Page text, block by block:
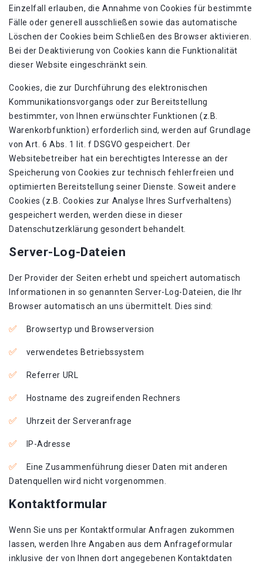
Einzelfall erlauben, die Annahme von Cookies für bestimmte
Fälle oder generell ausschließen sowie das automatische
Löschen der Cookies beim Schließen des Browser aktivieren.
Bei der Deaktivierung von Cookies kann die Funktionalität
dieser Website eingeschränkt sein.
Cookies, die zur Durchführung des elektronischen
Kommunikationsvorgangs oder zur Bereitstellung
bestimmter, von Ihnen erwünschter Funktionen (z.B.
Warenkorbfunktion) erforderlich sind, werden auf Grundlage
von Art. 6 Abs. 1 lit. f DSGVO gespeichert. Der
Websitebetreiber hat ein berechtigtes Interesse an der
Speicherung von Cookies zur technisch fehlerfreien und
optimierten Bereitstellung seiner Dienste. Soweit andere
Cookies (z.B. Cookies zur Analyse Ihres Surfverhaltens)
gespeichert werden, werden diese in dieser
Datenschutzerklärung gesondert behandelt.
Server-Log-Dateien
Der Provider der Seiten erhebt und speichert automatisch
Informationen in so genannten Server-Log-Dateien, die Ihr
Browser automatisch an uns übermittelt. Dies sind:
Browsertyp und Browserversion
verwendetes Betriebssystem
Referrer URL
Hostname des zugreifenden Rechners
Uhrzeit der Serveranfrage
IP-Adresse
Eine Zusammenführung dieser Daten mit anderen
Datenquellen wird nicht vorgenommen.
Kontaktformular
Wenn Sie uns per Kontaktformular Anfragen zukommen
lassen, werden Ihre Angaben aus dem Anfrageformular
inklusive der von Ihnen dort angegebenen Kontaktdaten